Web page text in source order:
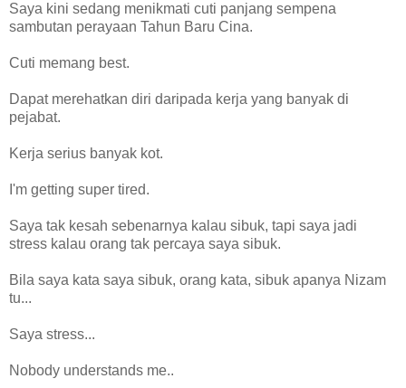
Saya kini sedang menikmati cuti panjang sempena
sambutan perayaan Tahun Baru Cina.
Cuti memang best.
Dapat merehatkan diri daripada kerja yang banyak di
pejabat.
Kerja serius banyak kot.
I'm getting super tired.
Saya tak kesah sebenarnya kalau sibuk, tapi saya jadi
stress kalau orang tak percaya saya sibuk.
Bila saya kata saya sibuk, orang kata, sibuk apanya Nizam
tu...
Saya stress...
Nobody understands me..